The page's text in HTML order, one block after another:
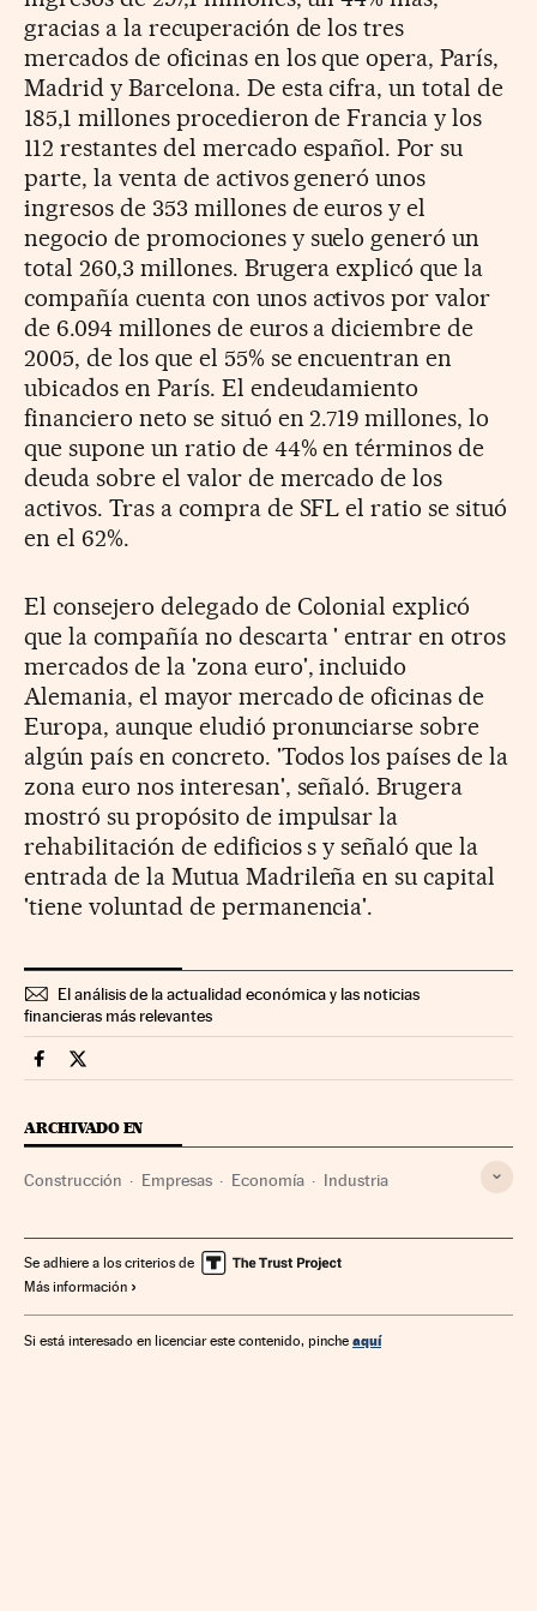
gracias a la recuperación de los tres
mercados de oficinas en los que opera, París,
Madrid y Barcelona. De esta cifra, un total de
185,1 millones procedieron de Francia y los
112 restantes del mercado español. Por su
parte, la venta de activos generó unos
ingresos de 353 millones de euros y el
negocio de promociones y suelo generó un
total 260,3 millones. Brugera explicó que la
compañía cuenta con unos activos por valor
de 6.094 millones de euros a diciembre de
2005, de los que el 55% se encuentran en
ubicados en París. El endeudamiento
financiero neto se situó en 2.719 millones, lo
que supone un ratio de 44% en términos de
deuda sobre el valor de mercado de los
activos. Tras a compra de SFL el ratio se situó
en el 62%.
El consejero delegado de Colonial explicó
que la compañía no descarta ' entrar en otros
mercados de la 'zona euro', incluido
Alemania, el mayor mercado de oficinas de
Europa, aunque eludió pronunciarse sobre
algún país en concreto. 'Todos los países de la
zona euro nos interesan', señaló. Brugera
mostró su propósito de impulsar la
rehabilitación de edificios s y señaló que la
entrada de la Mutua Madrileña en su capital
'tiene voluntad de permanencia'.
El análisis de la actualidad económica y las noticias
financieras más relevantes
Companias Cinco Días en Facebook
Companias Cinco Días en Twitter
ARCHIVADO EN
Construcción Empresas Economía Industria
Se adhiere a los criterios de
Más información
Si está interesado en licenciar este contenido, pinche aquí